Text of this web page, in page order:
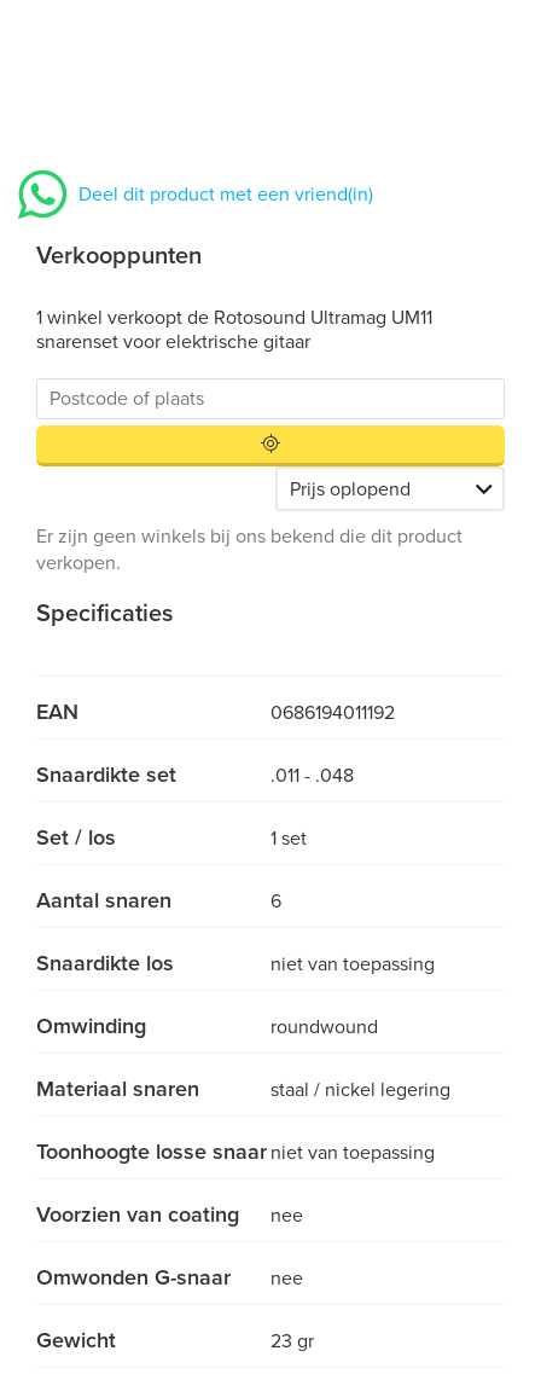
Deel dit product met een vriend(in)
Verkooppunten
1 winkel verkoopt de Rotosound Ultramag UM11
snarenset voor elektrische gitaar
Er zijn geen winkels bij ons bekend die dit product
verkopen.
Specificaties
EAN 0686194011192
Snaardikte set .011 - .048
Set / los 1 set
Aantal snaren 6
Snaardikte los niet van toepassing
Omwinding roundwound
Materiaal snaren staal / nickel legering
Toonhoogte losse snaar niet van toepassing
Voorzien van coating nee
Omwonden G-snaar nee
Gewicht 23 gr